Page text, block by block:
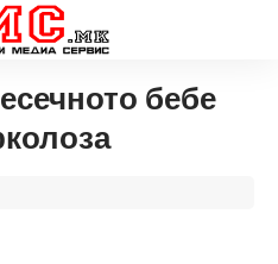
бебе